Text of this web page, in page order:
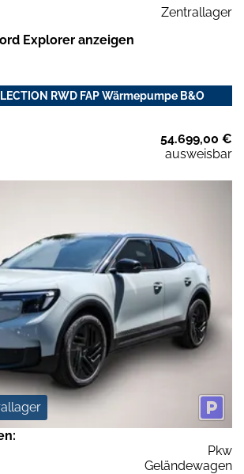
Zentrallager
Explorer anzeigen
RWD FAP Wärmepumpe B&O
54.699,00 €
ausweisbar
Pkw
Geländewagen